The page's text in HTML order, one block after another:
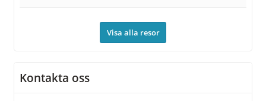
Visa alla resor
Kontakta oss